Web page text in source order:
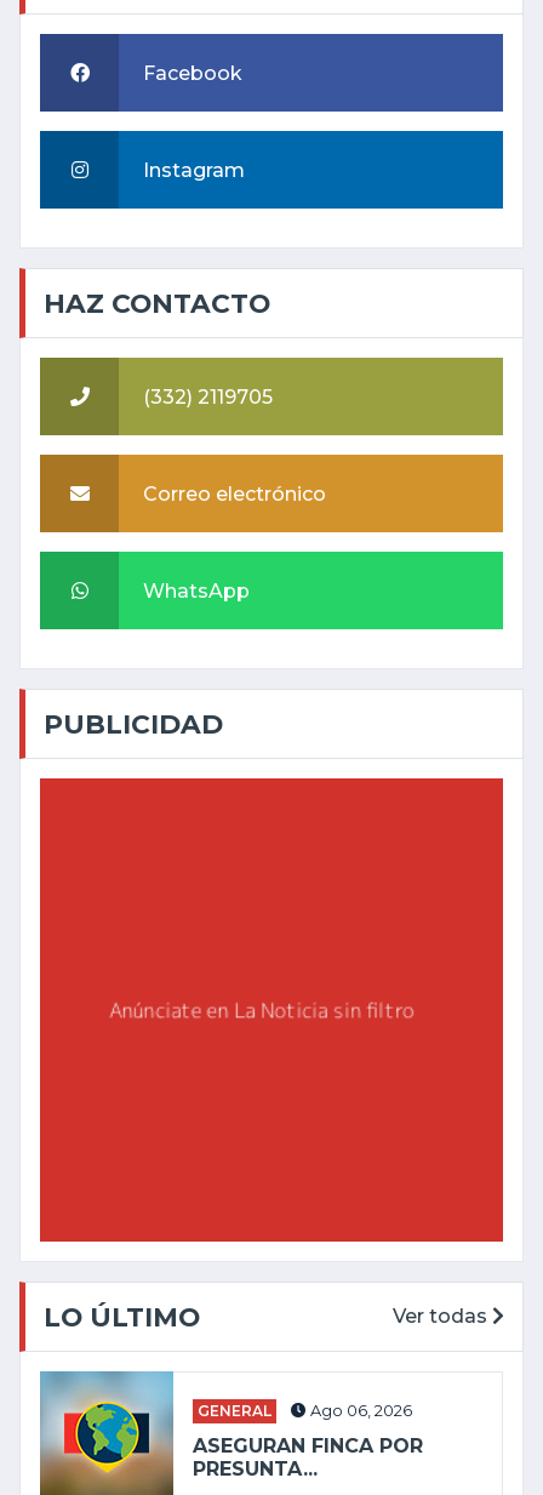
Facebook
Instagram
HAZ CONTACTO
(332) 2119705
Correo electrónico
WhatsApp
PUBLICIDAD
LO ÚLTIMO Ver todas
GENERAL Ago 06, 2026
ASEGURAN FINCA POR
PRESUNTA...